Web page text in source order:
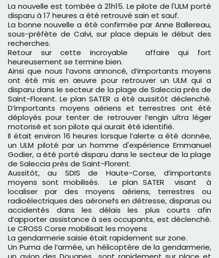
La nouvelle est tombée à 21h15. Le pilote de l'ULM porté
disparu à 17 heures a été retrouvé sain et sauf.
La bonne nouvelle a été confirmée par Anne Ballereau,
sous-préfète de Calvi, sur place depuis le début des
recherches.
Retour sur cette incroyable affaire qui fort
heureusement se termine bien.
Ainsi que nous l’avons annoncé, d’importants moyens
ont été mis en œuvre pour retrouver un ULM qui a
disparu dans le secteur de la plage de Saleccia près de
Saint-Florent. Le plan SATER a été aussitôt déclenché.
D’importants moyens aériens et terrestres ont été
déployés pour tenter de retrouver l’engin ultra léger
motorisé et son pilote qui aurait été identifié.
Il était environ 16 heures lorsque l’alerte a été donnée,
un ULM piloté par un homme d'expérience Emmanuel
Godier, a été porté disparu dans le secteur de la plage
de Saleccia près de Saint-Florent.
Aussitôt, au SDIS de Haute-Corse, d’importants
moyens sont mobilisés. Le plan SATER visant à
localiser par des moyens aériens, terrestres ou
radioélectriques des aéronefs en détresse, disparus ou
accidentés dans les délais les plus courts afin
d’apporter assistance à ses occupants, est déclenché.
Le CROSS Corse mobilisait les moyens
La gendarmerie saisie était rapidement sur zone.
Un Puma de l’armée, un hélicoptère de la gendarmerie,